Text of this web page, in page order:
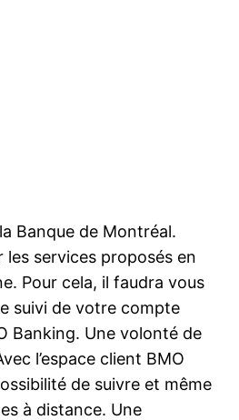
Banque de Montréal.
les services proposés en
Pour cela, il faudra vous
suivi de votre compte
Banking. Une volonté de
l’espace client BMO
de suivre et même
à distance. Une